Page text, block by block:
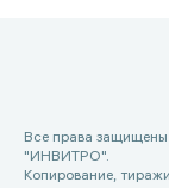
Все права
"ИНВИТРО".
Копирование,